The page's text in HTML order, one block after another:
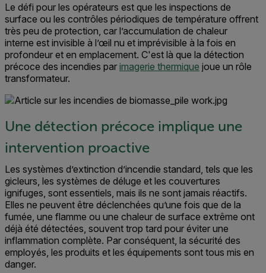
Le défi pour les opérateurs est que les inspections de
surface ou les contrôles périodiques de température offrent
très peu de protection, car l’accumulation de chaleur
interne est invisible à l’œil nu et imprévisible à la fois en
profondeur et en emplacement. C'est là que la détection
précoce des incendies par imagerie thermique joue un rôle
transformateur.
Une détection précoce implique une
intervention proactive
Les systèmes d’extinction d’incendie standard, tels que les
gicleurs, les systèmes de déluge et les couvertures
ignifuges, sont essentiels, mais ils ne sont jamais réactifs.
Elles ne peuvent être déclenchées qu’une fois que de la
fumée, une flamme ou une chaleur de surface extrême ont
déjà été détectées, souvent trop tard pour éviter une
inflammation complète. Par conséquent, la sécurité des
employés, les produits et les équipements sont tous mis en
danger.